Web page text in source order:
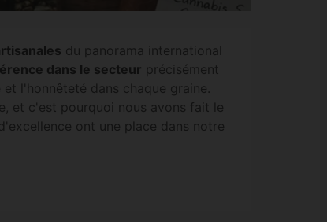
du panorama international
dans le secteur précisément
l'honnêteté dans chaque graine.
et c'est pourquoi nous avons fait le
ont une place dans notre